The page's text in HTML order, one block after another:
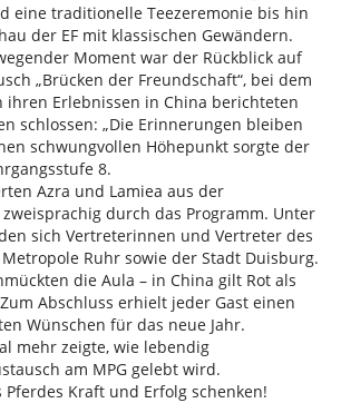
eine traditionelle Teezeremonie bis hin
der EF mit klassischen Gewändern.
Moment war der Rückblick auf
„Brücken der Freundschaft“, bei dem
ihren Erlebnissen in China berichteten
schlossen: „Die Erinnerungen bleiben
schwungvollen Höhepunkt sorgte der
8.
Azra und Lamiea aus der
zweisprachig durch das Programm. Unter
sich Vertreterinnen und Vertreter des
Ruhr sowie der Stadt Duisburg.
die Aula – in China gilt Rot als
Abschluss erhielt jeder Gast einen
Wünschen für das neue Jahr.
mehr zeigte, wie lebendig
am MPG gelebt wird.
Pferdes Kraft und Erfolg schenken!